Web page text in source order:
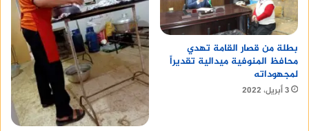
بطلة من قصار القامة تهدي
محافظ المنوفية ميدالية تقديراً
لمجهوداته
3 أبريل، 2022